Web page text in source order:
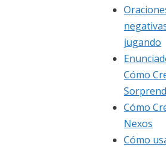
jugando
Cómo
Cómo
Nexos
Cómo